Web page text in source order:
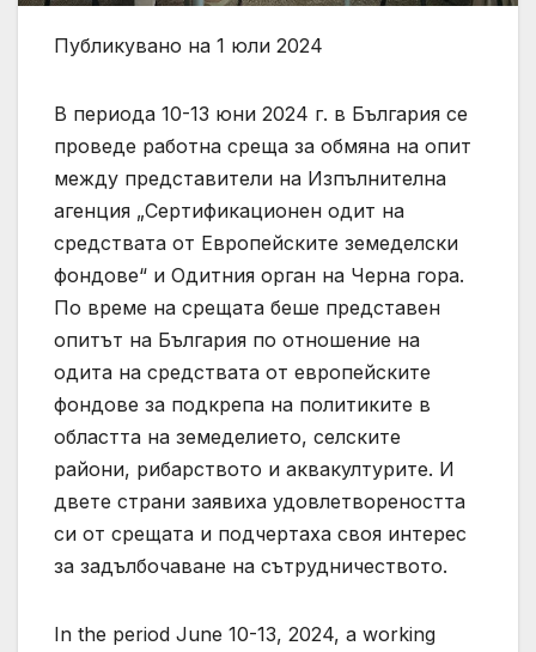
Публикувано на 1 юли 2024
В периода 10-13 юни 2024 г. в България се
проведе работна среща за обмяна на опит
между представители на Изпълнителна
агенция „Сертификационен одит на
средствата от Европейските земеделски
фондове“ и Одитния орган на Черна гора.
По време на срещата беше представен
опитът на България по отношение на
одита на средствата от европейските
фондове за подкрепа на политиките в
областта на земеделието, селските
райони, рибарството и аквакултурите. И
двете страни заявиха удовлетвореността
си от срещата и подчертаха своя интерес
за задълбочаване на сътрудничеството.
In the period June 10-13, 2024, a working